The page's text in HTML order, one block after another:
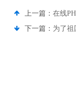
上一篇： 在线
下一篇： 为了祖